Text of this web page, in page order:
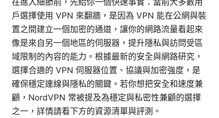
戶選擇使用 VPN 來翻牆，是因為 VPN 能在公網與裝
置之間建立一個加密的通道，讓你的網路流量看起來
像是來自另一個地區的伺服器，提升隱私與訪問受區
域限制的內容的能力。根據最新的安全與網路研究，
選擇合適的 VPN 伺服器位置、協議與加密強度，是
確保穩定連線與隱私的關鍵。若你想把安全和速度兼
顧，NordVPN 常被提及為穩定與私密性兼顧的選擇
之一，詳情請看下方的資源清單與評測。